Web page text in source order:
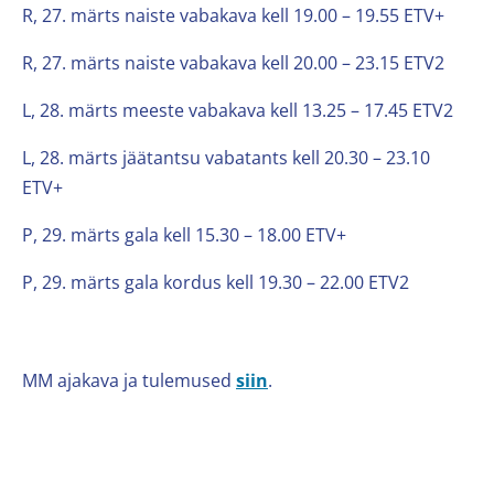
R, 27. märts naiste vabakava kell 19.00 – 19.55 ETV+
R, 27. märts naiste vabakava kell 20.00 – 23.15 ETV2
L, 28. märts meeste vabakava kell 13.25 – 17.45 ETV2
L, 28. märts jäätantsu vabatants kell 20.30 – 23.10
ETV+
P, 29. märts gala kell 15.30 – 18.00 ETV+
P, 29. märts gala kordus kell 19.30 – 22.00 ETV2
MM ajakava ja tulemused siin.